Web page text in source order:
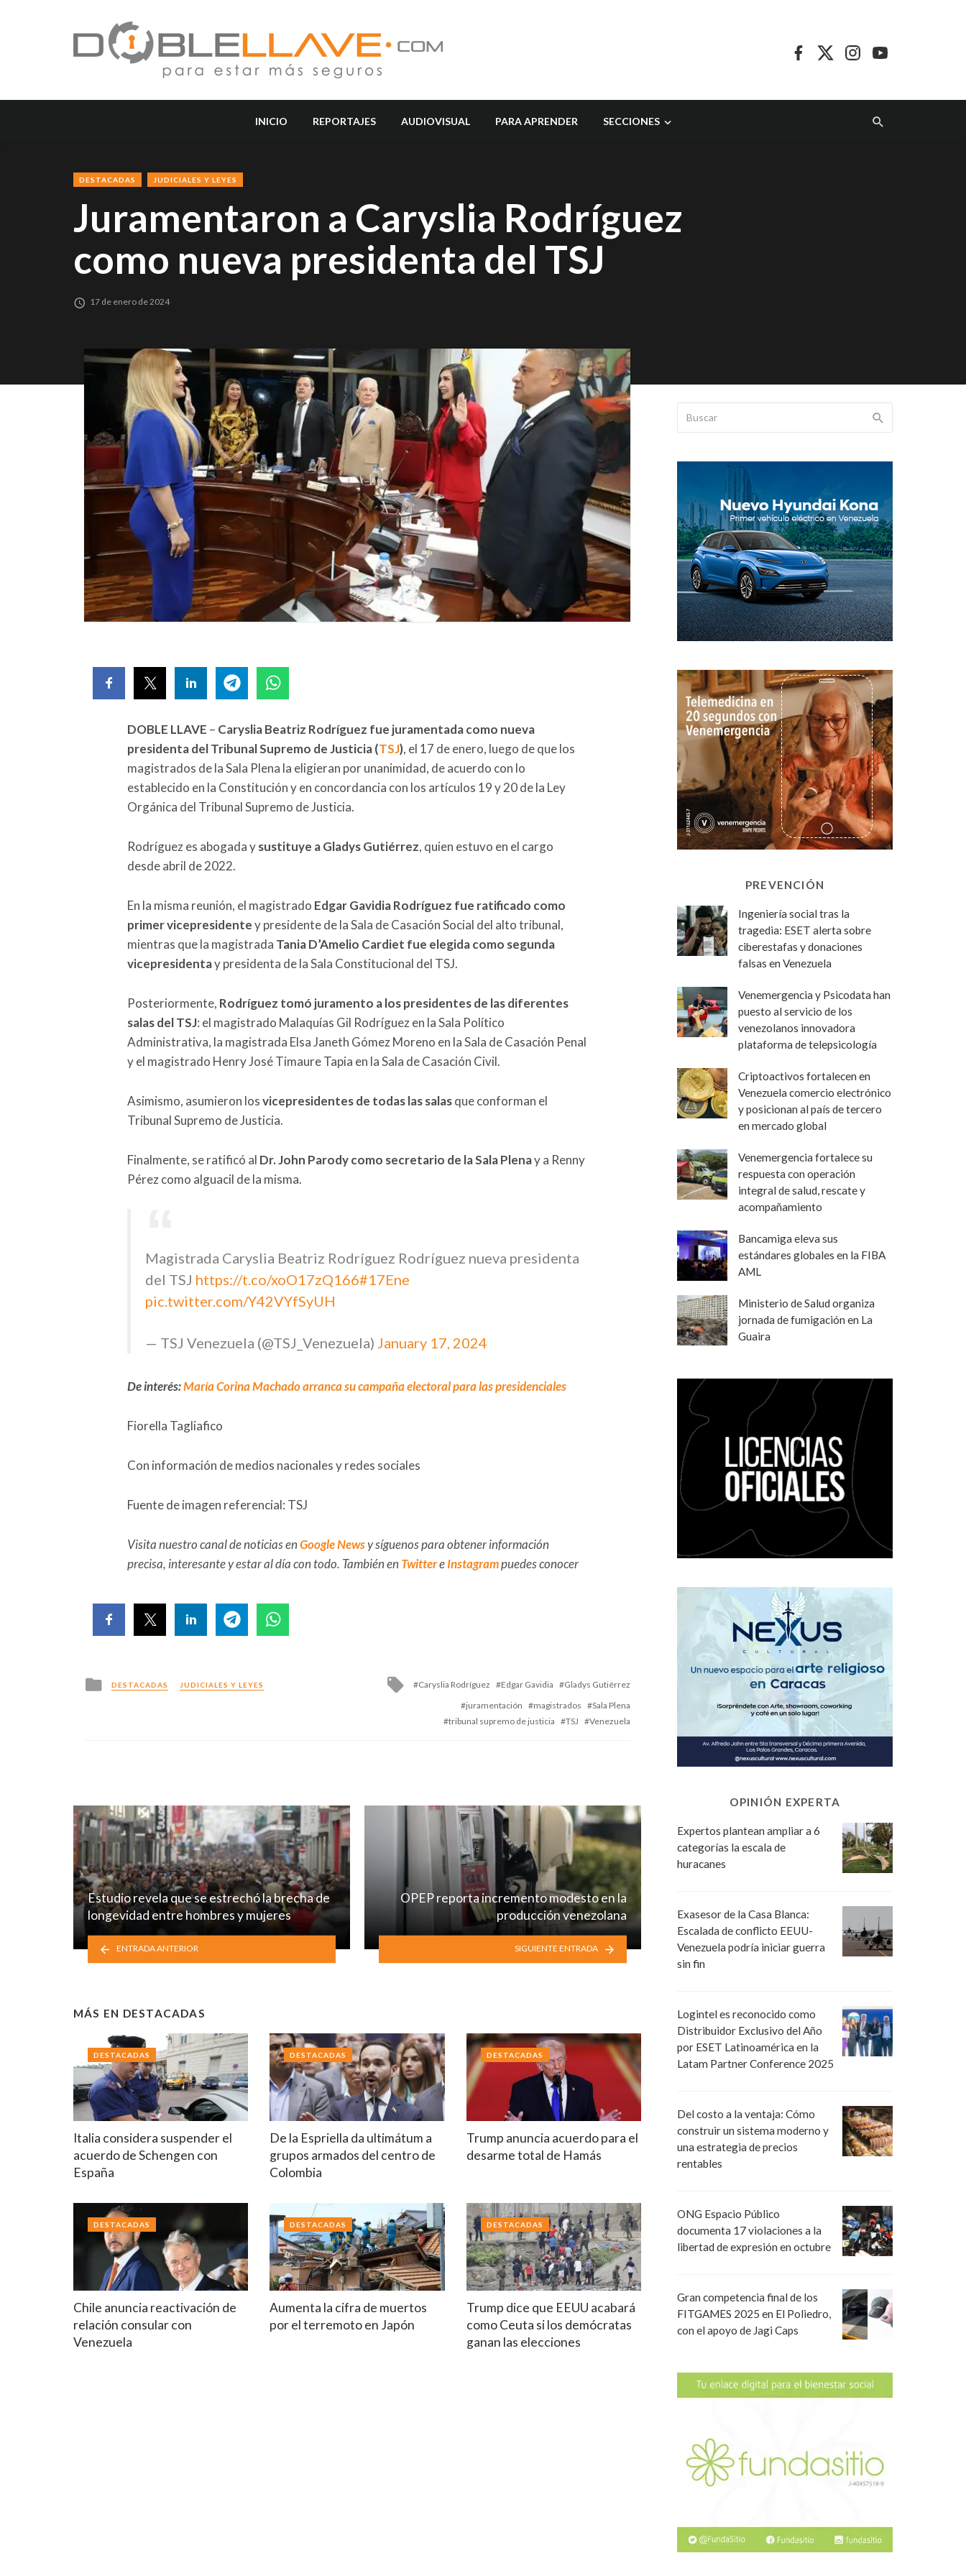
INICIO REPORTAJES AUDIOVISUAL PARA APRENDER SECCIONES
DESTACADAS JUDICIALES Y LEYES
Juramentaron a Caryslia Rodríguez
como nueva presidenta del TSJ
17 de enero de 2024
DOBLE LLAVE – Caryslia Beatriz Rodríguez fue juramentada como nueva
presidenta del Tribunal Supremo de Justicia (TSJ), el 17 de enero, luego de que los
magistrados de la Sala Plena la eligieran por unanimidad, de acuerdo con lo
establecido en la Constitución y en concordancia con los artículos 19 y 20 de la Ley
Orgánica del Tribunal Supremo de Justicia.
Rodríguez es abogada ysustituye a Gladys Gutiérrez, quien estuvo en el cargo
desde abril de 2022.
En la misma reunión, el magistrado Edgar Gavidia Rodríguez fue ratificado como
primer vicepresidentey presidente de la Sala de Casación Social del alto tribunal,
mientras que la magistrada Tania D’Amelio Cardiet fue elegida como segunda
vicepresidentay presidenta de la Sala Constitucional del TSJ.
Posteriormente, Rodríguez tomó juramento a los presidentes de las diferentes
salas del TSJ: el magistrado Malaquías Gil Rodríguez en la Sala Político
Administrativa, la magistrada Elsa Janeth Gómez Moreno en la Sala de Casación Penal
y el magistrado Henry José Timaure Tapia en la Sala de Casación Civil.
Asimismo, asumieron losvicepresidentes de todas las salasque conforman el
Tribunal Supremo de Justicia.
Finalmente, se ratificó al Dr. John Parody como secretario de la Sala Plenay a Renny
Pérez como alguacil de la misma.
Magistrada Caryslia Beatriz Rodríguez Rodríguez nueva presidenta
del TSJ https://t.co/xoO17zQ166#17Ene
pic.twitter.com/Y42VYfSyUH
— TSJ Venezuela (@TSJ_Venezuela) January 17, 2024
De interés:María Corina Machado arranca su campaña electoral para las presidenciales
Fiorella Tagliafico
Con información de medios nacionales y redes sociales
Fuente de imagen referencial: TSJ
Visita nuestro canal de noticias enGoogle Newsy síguenos para obtener información
precisa, interesante y estar al día con todo. También en TwittereInstagrampuedes conocer
Posted
in
DESTACADAS JUDICIALES Y LEYES
Tagged
with
Caryslia Rodríguez Edgar Gavidia
Gladys Gutiérrez
juramentación
magistrados
Sala Plena
tribunal supremo de justicia
TSJ Venezuela
Estudio revela que se estrechó la brecha de
longevidad entre hombres y mujeres
ENTRADA ANTERIOR
OPEP reporta incremento modesto en la
producción venezolana
SIGUIENTE ENTRADA
MÁS EN DESTACADAS
Italia considera suspender el
acuerdo de Schengen con
España
DESTACADAS
De la Espriella da ultimátum a
grupos armados del centro de
Colombia
DESTACADAS
Trump anuncia acuerdo para el
desarme total de Hamás
DESTACADAS
Chile anuncia reactivación de
relación consular con
Venezuela
DESTACADAS
Aumenta la cifra de muertos
por el terremoto en Japón
DESTACADAS
Trump dice que EEUU acabará
como Ceuta si los demócratas
ganan las elecciones
DESTACADAS
PREVENCIÓN
Ingeniería social tras la
tragedia: ESET alerta sobre
ciberestafas y donaciones
falsas en Venezuela
Venemergencia y Psicodata han
puesto al servicio de los
venezolanos innovadora
plataforma de telepsicología
Criptoactivos fortalecen en
Venezuela comercio electrónico
y posicionan al país de tercero
en mercado global
Venemergencia fortalece su
respuesta con operación
integral de salud, rescate y
acompañamiento
Bancamiga eleva sus
estándares globales en la FIBA
AML
Ministerio de Salud organiza
jornada de fumigación en La
Guaira
OPINIÓN EXPERTA
Expertos plantean ampliar a 6
categorías la escala de
huracanes
Exasesor de la Casa Blanca:
Escalada de conflicto EEUU-
Venezuela podría iniciar guerra
sin fin
Logintel es reconocido como
Distribuidor Exclusivo del Año
por ESET Latinoamérica en la
Latam Partner Conference 2025
Del costo a la ventaja: Cómo
construir un sistema moderno y
una estrategia de precios
rentables
ONG Espacio Público
documenta 17 violaciones a la
libertad de expresión en octubre
Gran competencia final de los
FITGAMES 2025 en El Poliedro,
con el apoyo de Jagi Caps